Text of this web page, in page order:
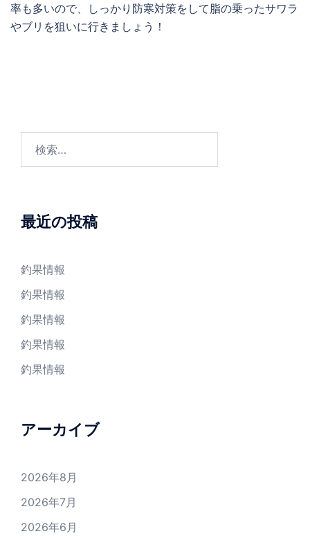
率も多いので、しっかり防寒対策をして脂の乗ったサワラ
やブリを狙いに行きましょう！
最近の投稿
釣果情報
釣果情報
釣果情報
釣果情報
釣果情報
アーカイブ
2026年8月
2026年7月
2026年6月